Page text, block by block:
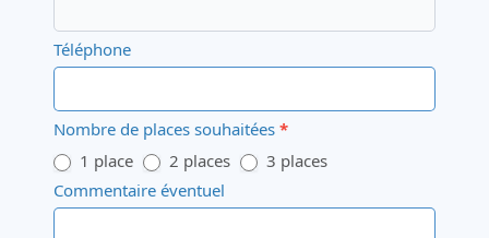
Téléphone
Nombre de places souhaitées*
1 place
2 places
3 places
Commentaire éventuel